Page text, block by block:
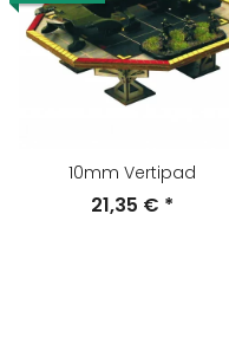
10mm Vertipad
21,35 € *